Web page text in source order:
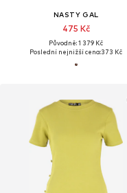
NASTY GAL
475 Kč
Původně: 1 379 Kč
Poslední nejnižší cena:373 Kč